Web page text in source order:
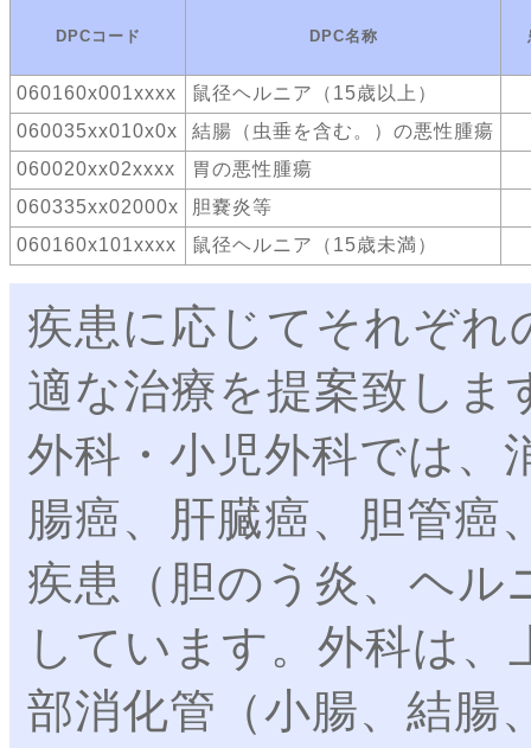
DPCコード DPC名称
060160x001xxxx
鼠径ヘルニア（15歳以上）
060035xx010x0x
結腸（虫垂を含む。）の悪性腫瘍
060020xx02xxxx
胃の悪性腫瘍
060335xx02000x
胆嚢炎等
060160x101xxxx
鼠径ヘルニア（15歳未満）
疾患に応じてそれぞれ
適な治療を提案致しま
外科・小児外科では、
腸癌、肝臓癌、胆管癌
疾患（胆のう炎、ヘル
しています。外科は、
部消化管（小腸、結腸